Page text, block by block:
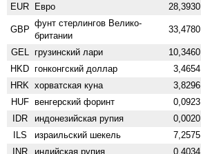
EUR Евро 28,3930
GBP
фунт стерлингов Велико­
британии
33,4780
GEL грузинский лари 10,3460
HKD гонконгский доллар 3,4654
HRK хорватская куна 3,8296
HUF венгерский форинт 0,0923
IDR индонезийская рупия 0,0020
ILS израильский шекель 7,2575
INR индийская рупия 0,4034